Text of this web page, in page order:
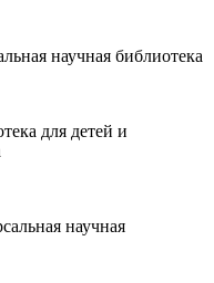
научная библиотека
для детей и
научная